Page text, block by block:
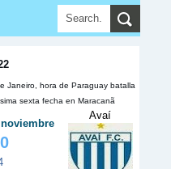
Janeiro, hora de Paraguay batalla
sexta fecha en Maracanã
Avaí